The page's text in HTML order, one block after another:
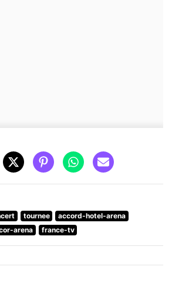
tournee
accord-hotel-arena
arena france-tv